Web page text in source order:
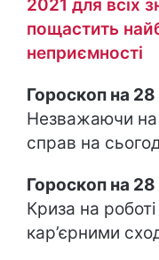
2021 для всіх
пощастить
неприємності
Гороскоп на 28
Незважаючи на
справ на
Гороскоп на
Криза на
кар’єрними